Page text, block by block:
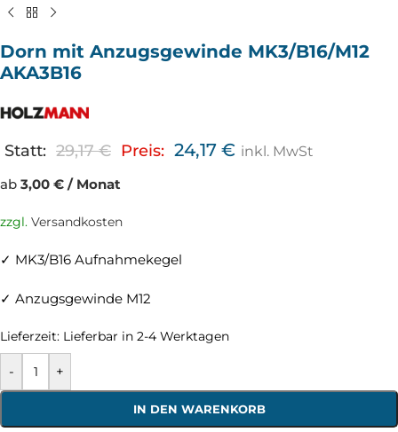
Dorn mit Anzugsgewinde MK3/B16/M12
AKA3B16
Statt: 29,17€ Preis: 24,17 € inkl. MwSt
ab 3,00 € / Monat
zzgl. Versandkosten
✓ MK3/B16 Aufnahmekegel
✓ Anzugsgewinde M12
Lieferzeit: Lieferbar in 2-4 Werktagen
- +
IN DEN WARENKORB